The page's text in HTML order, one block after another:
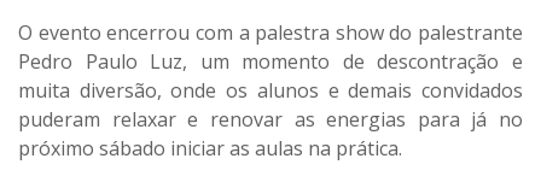
O evento encerrou com a palestra show do palestrante
Pedro Paulo Luz, um momento de descontração e
muita diversão, onde os alunos e demais convidados
puderam relaxar e renovar as energias para já no
próximo sábado iniciar as aulas na prática.